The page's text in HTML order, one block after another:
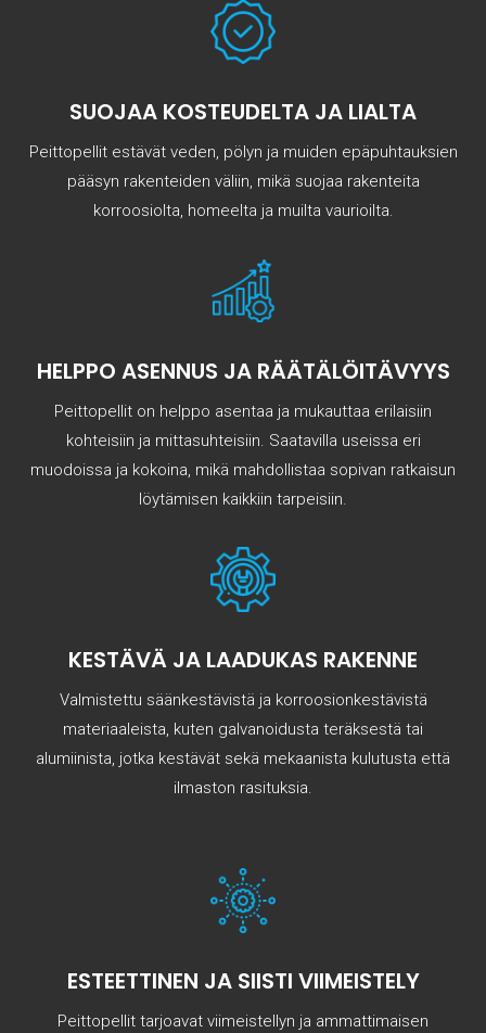
SUOJAA KOSTEUDELTA JA LIALTA
Peittopellit estävät veden, pölyn ja muiden epäpuhtauksien
pääsyn rakenteiden väliin, mikä suojaa rakenteita
korroosiolta, homeelta ja muilta vaurioilta.
HELPPO ASENNUS JA RÄÄTÄLÖITÄVYYS
Peittopellit on helppo asentaa ja mukauttaa erilaisiin
kohteisiin ja mittasuhteisiin. Saatavilla useissa eri
muodoissa ja kokoina, mikä mahdollistaa sopivan ratkaisun
löytämisen kaikkiin tarpeisiin.
KESTÄVÄ JA LAADUKAS RAKENNE
Valmistettu säänkestävistä ja korroosionkestävistä
materiaaleista, kuten galvanoidusta teräksestä tai
alumiinista, jotka kestävät sekä mekaanista kulutusta että
ilmaston rasituksia.
ESTEETTINEN JA SIISTI VIIMEISTELY
Peittopellit tarjoavat viimeistellyn ja ammattimaisen